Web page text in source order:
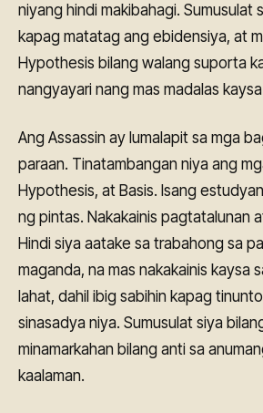
niyang hindi makibahagi. Sumusulat
kapag matatag ang ebidensiya, at
Hypothesis bilang walang suporta
nangyayari nang mas madalas
Ang Assassin ay lumalapit sa mga
paraan. Tinatambangan niya ang
Hypothesis, at Basis. Isang
ng pintas. Nakakainis pagtatalunan
Hindi siya aatake sa trabahong sa
maganda, na mas nakakainis kaysa
lahat, dahil ibig sabihin kapag
sinasadya niya. Sumusulat siya
minamarkahan bilang anti sa
kaalaman.